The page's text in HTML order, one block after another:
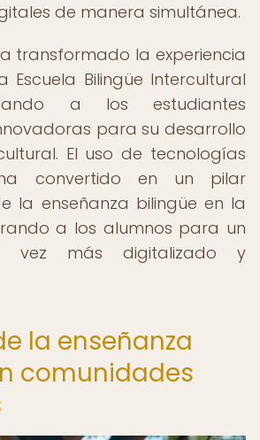
de manera simultánea.
transformado la experiencia
Escuela Bilingüe Intercultural
a los estudiantes
para su desarrollo
El uso de tecnologías
convertido en un pilar
la enseñanza bilingüe en la
a los alumnos para un
vez más digitalizado y
la enseñanza
comunidades